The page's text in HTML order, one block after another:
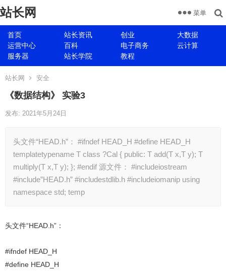
站长网
首页 站长资讯 创业
大数据
运营中心
百科 电子商务
云计算
服务器
站长学院 教程
菜单
站长网 安全
《数据结构》 实验3
发布: 2021年5月24日
头文件“HEAD.h”： #ifndef HEAD_H #define HEAD_H
templatetypename T class ?Cal { public: T add(T x,T y); T
multiply(T x,T y); }; #endif 源文件： #includeiostream
#include”HEAD.h” #includestdlib.h #includeiomanip using
namespace std; temp
头文件“HEAD.h”：
#ifndef HEAD_H
#define HEAD_H